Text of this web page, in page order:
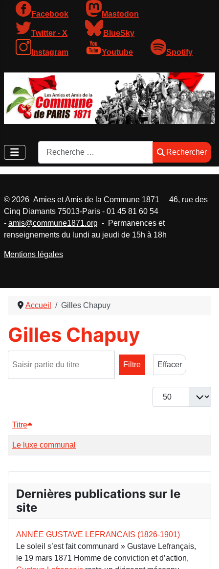
Facebook Mastodon
Twitter - X BlueSky
Instagram Youtube Spotify
Rechercher
Rechercher
Accueil Gilles Chapuy
Gilles Chapuy
Filtre
Effacer
Afficher #
Titre
Le luxe communal
Dernières publications sur le
site
ANNÉE GUSTAVE LEFRANCAIS (1826-1901)
Le soleil s’est fait communard » Gustave Lefrançais,
le 19 mars 1871 Homme de conviction et d’action,
© 2026 Amies et Amis de la Commune 1871 46, rue des
Cinq Diamants 75013-Paris - 01 45 81 60 54
- amis@commune1871.org - Permanences et
renseignements du lundi au jeudi de 15h à 18h
Mentions légales